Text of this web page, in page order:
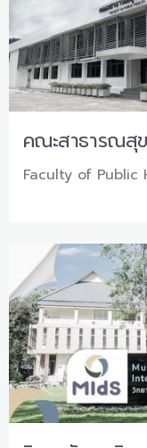
คณะสาธารณสุ
Faculty of Public